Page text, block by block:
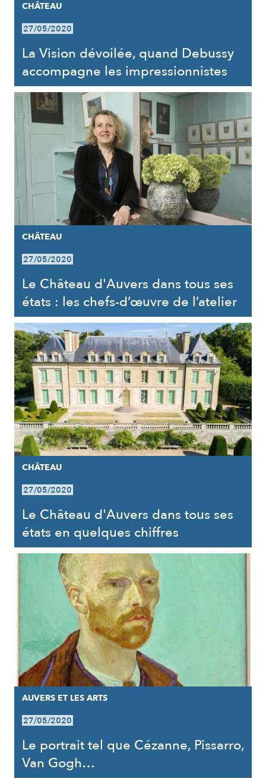
CHÂTEAU
27/05/2020
La Vision dévoilée, quand Debussy
accompagne les impressionnistes
CHÂTEAU
27/05/2020
Le Château d'Auvers dans tous ses
états : les chefs-d’œuvre de l’atelier
CHÂTEAU
27/05/2020
Le Château d'Auvers dans tous ses
états en quelques chiffres
AUVERS ET LES ARTS
27/05/2020
Le portrait tel que Cézanne, Pissarro,
Van Gogh…